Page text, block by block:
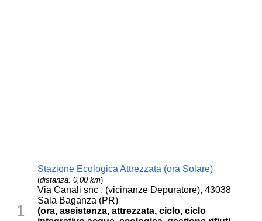
1
Stazione Ecologica Attrezzata (ora Solare)
(distanza: 0,00 km)
Via Canali snc , (vicinanze Depuratore), 43038
Sala Baganza (PR)
(ora, assistenza, attrezzata, ciclo, ciclo